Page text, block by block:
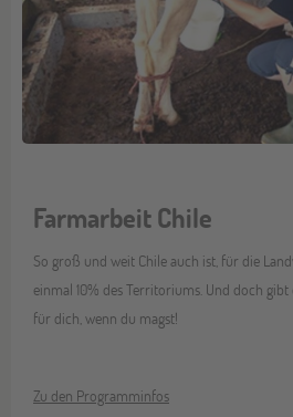
Farmarbeit Chile
So groß und weit Chile auch ist, für die
einmal 10% des Territoriums. Und doch
für dich, wenn du magst!
Zu den Programminfos